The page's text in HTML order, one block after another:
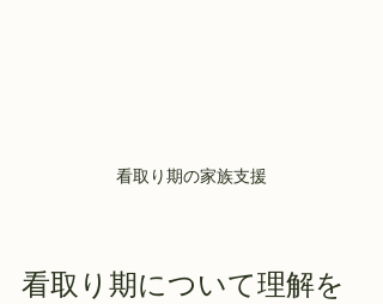
看取り期の家族支援
看取り期について理解を